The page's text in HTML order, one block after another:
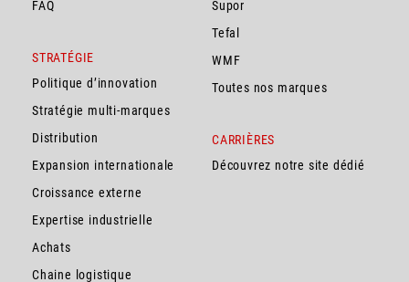
FAQ
STRATÉGIE
Politique d’innovation
Stratégie multi-marques
Distribution
Expansion internationale
Croissance externe
Expertise industrielle
Achats
Chaine logistique
Supor
Tefal
WMF
Toutes nos marques
CARRIÈRES
Découvrez notre site dédié